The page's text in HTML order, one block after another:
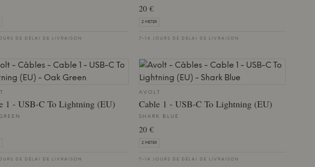
DE DÉLAI DE LIVRAISON
20 €
2 METER
7-14 JOURS DE DÉLAI DE LIVRAISON
1 - USB-C To Lightning (EU)
DE DÉLAI DE LIVRAISON
AVOLT
Cable 1 - USB-C To Lightning (EU)
SHARK BLUE
20 €
2 METER
7-14 JOURS DE DÉLAI DE LIVRAISON